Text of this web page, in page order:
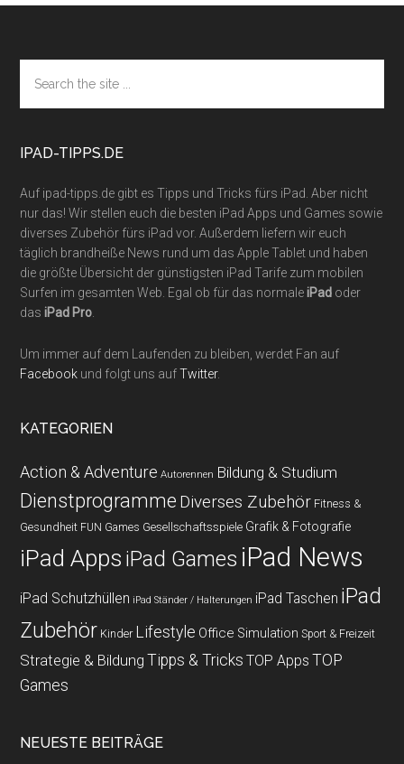
Footer
the
site
IPAD-TIPPS.DE
Auf ipad-tipps.de gibt es Tipps und Tricks fürs iPad. Aber nicht
nur das! Wir stellen euch die besten iPad Apps und Games sowie
diverses Zubehör fürs iPad vor. Außerdem liefern wir euch
täglich brandheiße News rund um das Apple Tablet und haben
die größte Übersicht der günstigsten iPad Tarife zum mobilen
Surfen im gesamten Web. Egal ob für das normaleiPad oder
dasiPad Pro
Um immer auf dem Laufenden zu bleiben, werdet Fan auf
Facebook und folgt uns aufTwitter.
KATEGORIEN
Action & Adventure Autorennen Bildung & Studium
Dienstprogramme Diverses Zubehör Fitness &
Gesundheit FUN Games Gesellschaftsspiele Grafik & Fotografie
iPad Apps iPad Games iPad News
iPad Schutzhüllen iPad Ständer / Halterungen iPad Taschen iPad
Zubehör Kinder Lifestyle Office Simulation Sport & Freizeit
Strategie & Bildung Tipps & Tricks TOP Apps TOP
Games
NEUESTE BEITRÄGE